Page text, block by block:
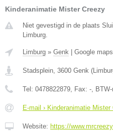
Kinderanimatie Mister Creezy
Niet gevestigd in de plaats
Limburg.
Limburg » Genk Google maps
Stadsplein, 3600 Genk (
Tel: 0478822879, Fax: -, BTW-
E-mail › Kinderanimatie Mister
Website: https://